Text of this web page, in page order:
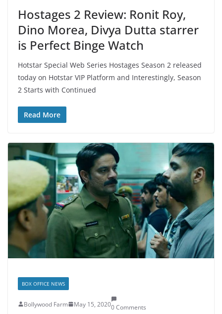
Hostages 2 Review: Ronit Roy,
Dino Morea, Divya Dutta starrer
is Perfect Binge Watch
Hotstar Special Web Series Hostages Season 2 released
today on Hotstar VIP Platform and Interestingly, Season
2 Starts with Continued
Read More
BOX OFFICE NEWS
Bollywood Farm May 15, 20200 Comments